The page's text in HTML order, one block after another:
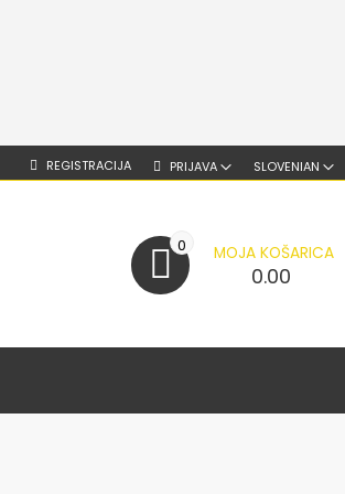
SLOVENIAN
PRIJAVA
REGISTRACIJA
MOJA KOŠARICA
0.00
0